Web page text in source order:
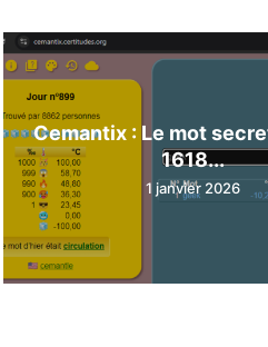
Cemantix : Le mot
1618...
1 janvier 2026